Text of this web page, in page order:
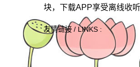
块，下载APP享受离线收听
友情链接 / LINKS :